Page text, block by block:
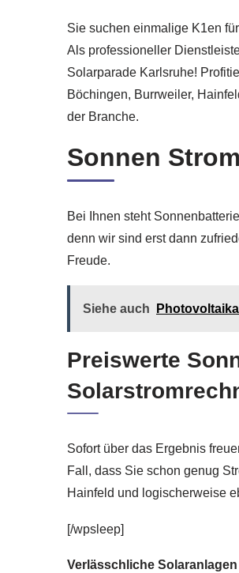
Sie suchen einmalige K1en
Als professioneller
Solarparade Karlsruhe!
Böchingen, Burrweiler,
der Branche.
Sonnen
Bei Ihnen steht
denn wir sind erst dann
Freude.
Siehe auch
Preiswerte
Sofort über das Ergebnis
Fall, dass Sie schon genug
Hainfeld und logischerweise
[/wpsleep]
Verlässchliche Solaranlagen